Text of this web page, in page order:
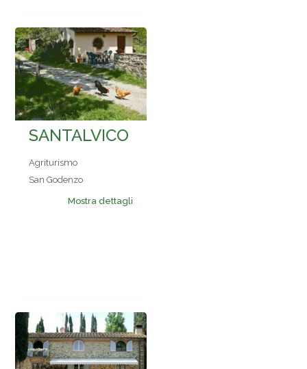
SANTALVICO
Agriturismo
San Godenzo
Mostra dettagli